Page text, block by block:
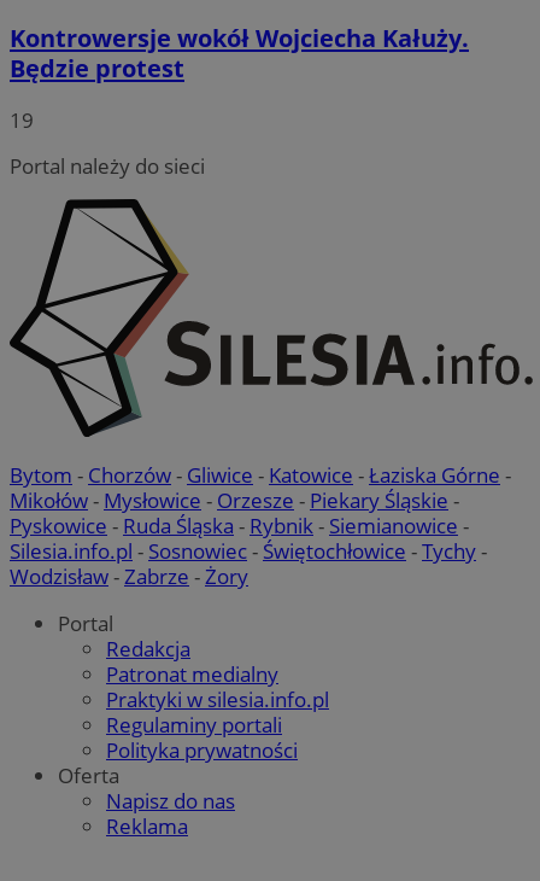
Kontrowersje wokół Wojciecha Kałuży.
Będzie protest
19
Portal należy do sieci
Bytom - Chorzów- Gliwice - Katowice -Łaziska Górne -
Mikołów- Mysłowice - Orzesze - Piekary Śląskie -
Pyskowice - Ruda Śląska - Rybnik- Siemianowice -
Silesia.info.pl - Sosnowiec- Świętochłowice -Tychy-
Wodzisław-Zabrze -Żory
Portal
Redakcja
Patronat medialny
Praktyki w silesia.info.pl
Regulaminy portali
Polityka prywatności
Oferta
Napisz do nas
Reklama